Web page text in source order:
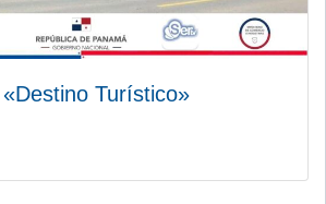
Turístico»